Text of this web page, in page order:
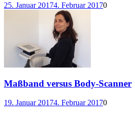
25. Januar 20174. Februar 20170
Maßband versus Body-Scanner
19. Januar 20174. Februar 20170